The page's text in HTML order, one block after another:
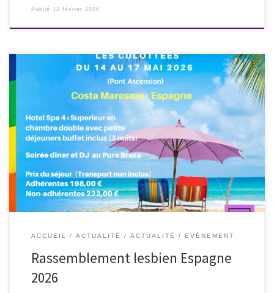
Publié 12 février 2026
Les inscriptions sont ouvertes !
ACCUEIL ACTUALITÉ ACTUALITÉ EVÉNEMENT
Rassemblement lesbien Espagne
2026